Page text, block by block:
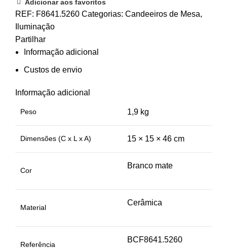
Adicionar aos favoritos
REF: F8641.5260 Categorias: Candeeiros de Mesa,
Iluminação
Partilhar
Informação adicional
Custos de envio
Informação adicional
Peso 1,9 kg
Dimensões (C x L x A) 15 × 15 × 46 cm
Cor
Branco mate
Material
Cerâmica
Referência
BCF8641.5260